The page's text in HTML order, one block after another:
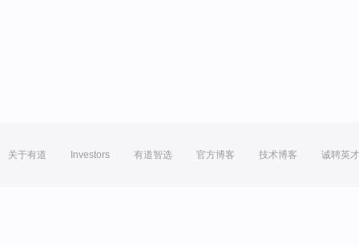
关于有道 Investors 有道智选 官方博客 技术博客 诚聘英才